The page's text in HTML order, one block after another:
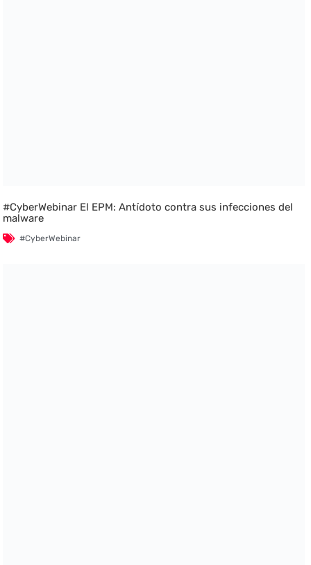
#CyberWebinar El EPM: Antídoto contra sus infecciones del
malware
#CyberWebinar